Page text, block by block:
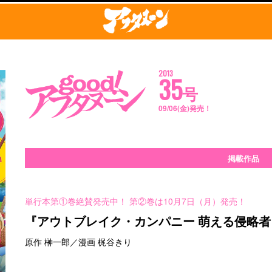
2013
35号
09/06(金)発売！
掲載作品
単行本第①巻絶賛発売中！ 第②巻は10月7日（月）発売！
『アウトブレイク・カンパニー 萌える侵略
原作 榊一郎／漫画 梶谷きり